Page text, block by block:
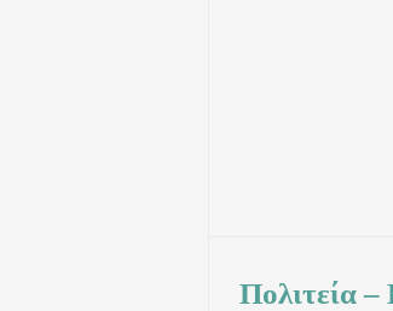
Πολιτεία